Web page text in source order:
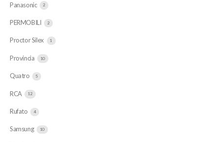
Panasonic 2
PERMOBILI 2
Proctor Silex 1
Provincia 10
Quatro 5
RCA 12
Rufato 4
Samsung 10